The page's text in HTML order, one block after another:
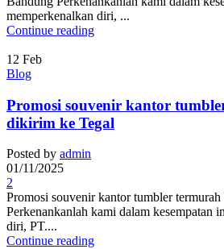
memperkenalkan diri, ...
Continue reading
12 Feb
Blog
Promosi souvenir kantor
dikirim ke Tegal
Posted by admin
01/11/2025
2
Promosi souvenir kantor tumbler
Perkenankanlah kami dalam kesempatan
diri, PT....
Continue reading